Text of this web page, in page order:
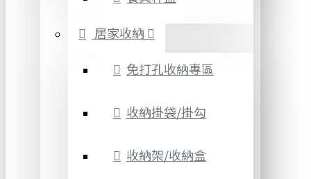
居家收納
免打孔收納專區
收納掛袋/掛勾
收納架/收納盒